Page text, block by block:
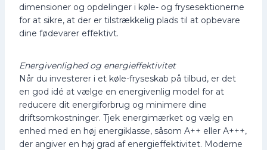
dimensioner og opdelinger i køle- og frysesektionerne
for at sikre, at der er tilstrækkelig plads til at opbevare
dine fødevarer effektivt.
Energivenlighed og energieffektivitet
Når du investerer i et køle-fryseskab på tilbud, er det
en god idé at vælge en energivenlig model for at
reducere dit energiforbrug og minimere dine
driftsomkostninger. Tjek energimærket og vælg en
enhed med en høj energiklasse, såsom A++ eller A+++,
der angiver en høj grad af energieffektivitet. Moderne